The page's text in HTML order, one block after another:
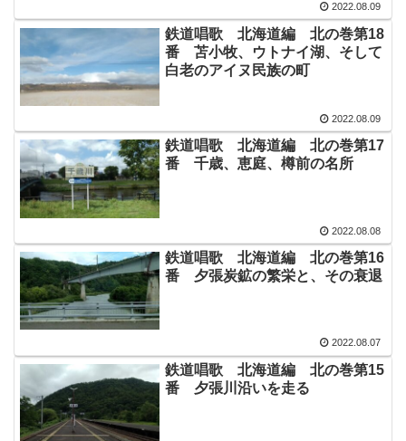
2022.08.09
鉄道唱歌 北海道編 北の巻第18
番 苫小牧、ウトナイ湖、そして
白老のアイヌ民族の町
2022.08.09
鉄道唱歌 北海道編 北の巻第17
番 千歳、恵庭、樽前の名所
2022.08.08
鉄道唱歌 北海道編 北の巻第16
番 夕張炭鉱の繁栄と、その衰退
2022.08.07
鉄道唱歌 北海道編 北の巻第15
番 夕張川沿いを走る